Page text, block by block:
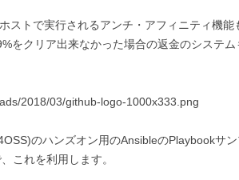
ストで実行されるアンチ・アフィニティ機能
をクリア出来なかった場合の返金のシステム
のハンズオン用のAnsibleのPlaybookサ
これを利用します。